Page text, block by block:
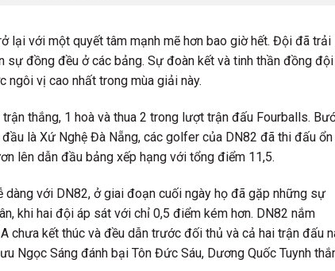
lại với một quyết tâm mạnh mẽ hơn bao giờ hết. Đội đã trải
sự đồng đều ở các bảng. Sự đoàn kết và tinh thần đồng đội
vị cao nhất trong mùa giải này.
thắng, 1 hoà và thua 2 trong lượt trận đấu Fourballs.
là Xứ Nghệ Đà Nẵng, các golfer của DN82 đã thi đấu ổn
lên dẫn đầu bảng xếp hạng với tổng điểm 11,5.
với DN82, ở giai đoạn cuối ngày họ đã gặp những sự
khi hai đội áp sát với chỉ 0,5 điểm kém hơn. DN82 nắm
chưa kết thúc và đều dẫn trước đối thủ và cả hai trận đấu
Ngọc Sáng đánh bại Tôn Đức Sáu, Dương Quốc Tuynh